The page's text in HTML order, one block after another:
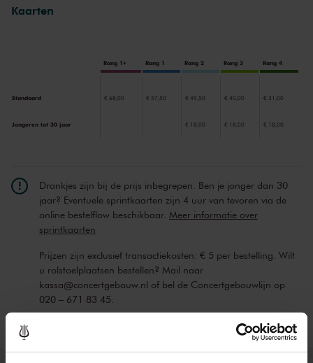
Kaarten
Rang 1+ Rang 1 Rang 2 Rang 3 Rang 4
Standaard € 68,00 € 57,50 € 49,50 € 40,00 € 31,00
Jongeren tot 30 jaar € 18,00 € 18,00 € 18,00
Drankjes zijn bij de prijs inbegrepen. Ben je jonger dan 30
jaar? Eventuele sprintkaarten zijn 4 uur van tevoren via de
online bestelflow beschikbaar. Meer informatie over
sprintkaarten
Prijzen zijn exclusief transactiekosten: € 5 per bestelling. Wilt
u rolstoelplaatsen bestellen? Mail naar
kassa@concertgebouw.nl of bel de Concertgebouwlijn op
020 – 671 83 45.